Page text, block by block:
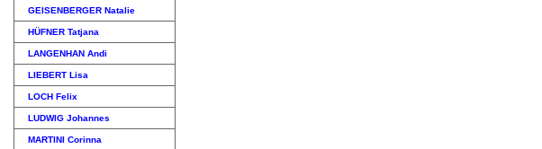
GEISENBERGER Natalie
HÜFNER Tatjana
LANGENHAN Andi
LIEBERT Lisa
LOCH Felix
LUDWIG Johannes
MARTINI Corinna